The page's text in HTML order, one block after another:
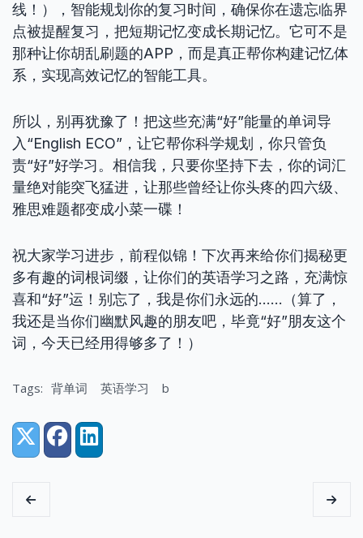
线！），智能规划你的复习时间，确保你在遗忘临界
点被提醒复习，把短期记忆变成长期记忆。它可不是
那种让你胡乱刷题的APP，而是真正帮你构建记忆体
系，实现高效记忆的智能工具。
所以，别再犹豫了！把这些充满“好”能量的单词导
入“English ECO”，让它帮你科学规划，你只管负
责“好”好学习。相信我，只要你坚持下去，你的词汇
量绝对能突飞猛进，让那些曾经让你头疼的四六级、
雅思难题都变成小菜一碟！
祝大家学习进步，前程似锦！下次再来给你们揭秘更
多有趣的词根词缀，让你们的英语学习之路，充满惊
喜和“好”运！别忘了，我是你们永远的……（算了，
我还是当你们幽默风趣的朋友吧，毕竟“好”朋友这个
词，今天已经用得够多了！）
Tags: 背单词 英语学习 b
Share:
X (Twitter)
FacebookLinkedIn